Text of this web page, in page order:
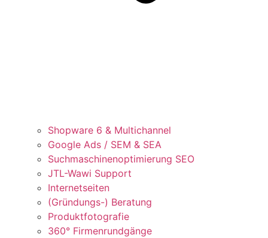
Shopware 6 & Multichannel
Google Ads / SEM & SEA
Suchmaschinenoptimierung SEO
JTL-Wawi Support
Internetseiten
(Gründungs-) Beratung
Produktfotografie
360° Firmenrundgänge